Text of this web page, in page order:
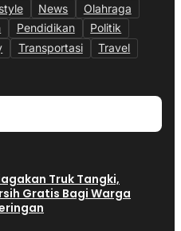
News
Olahraga
Pendidikan
Politik
Transportasi
Travel
Truk Tangki,
Gratis Bagi Warga